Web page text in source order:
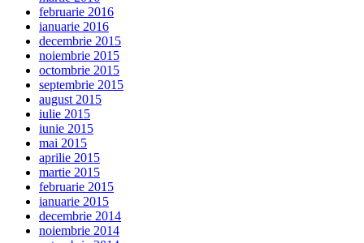
februarie 2016
ianuarie 2016
decembrie 2015
noiembrie 2015
octombrie 2015
septembrie 2015
august 2015
iulie 2015
iunie 2015
mai 2015
aprilie 2015
martie 2015
februarie 2015
ianuarie 2015
decembrie 2014
noiembrie 2014